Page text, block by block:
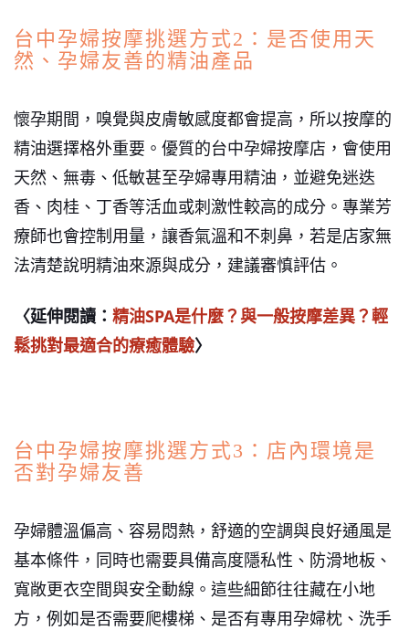
台中孕婦按摩挑選方式2：是否使用天
然、孕婦友善的精油產品
懷孕期間，嗅覺與皮膚敏感度都會提高，所以按摩的
精油選擇格外重要。優質的台中孕婦按摩店，會使用
天然、無毒、低敏甚至孕婦專用精油，並避免迷迭
香、肉桂、丁香等活血或刺激性較高的成分。專業芳
療師也會控制用量，讓香氣溫和不刺鼻，若是店家無
法清楚說明精油來源與成分，建議審慎評估。
〈延伸閱讀： 精油SPA是什麼？與一般按摩差異？輕
鬆挑對最適合的療癒體驗〉
台中孕婦按摩挑選方式3：店內環境是
否對孕婦友善
孕婦體溫偏高、容易悶熱，舒適的空調與良好通風是
基本條件，同時也需要具備高度隱私性、防滑地板、
寬敞更衣空間與安全動線。這些細節往往藏在小地
方，例如是否需要爬樓梯、是否有專用孕婦枕、洗手